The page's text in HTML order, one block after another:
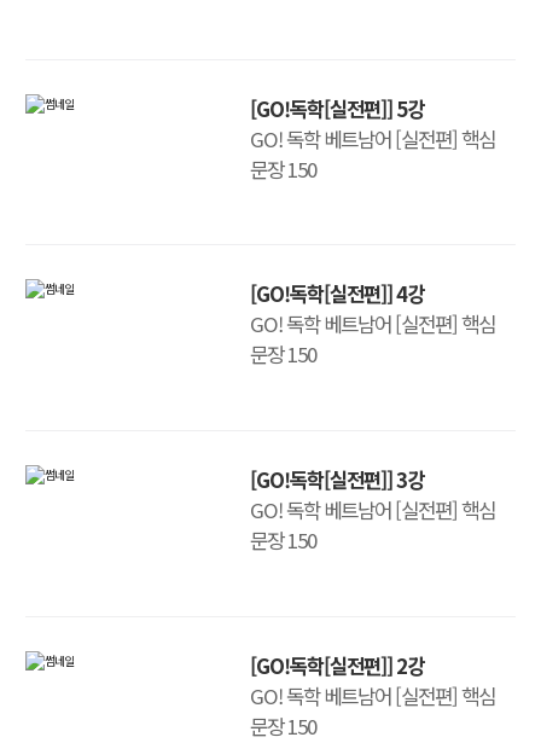
[GO!독학[실전편]] 5강
GO! 독학 베트남어 [실전편] 핵심
문장 150
[GO!독학[실전편]] 4강
GO! 독학 베트남어 [실전편] 핵심
문장 150
[GO!독학[실전편]] 3강
GO! 독학 베트남어 [실전편] 핵심
문장 150
[GO!독학[실전편]] 2강
GO! 독학 베트남어 [실전편] 핵심
문장 150